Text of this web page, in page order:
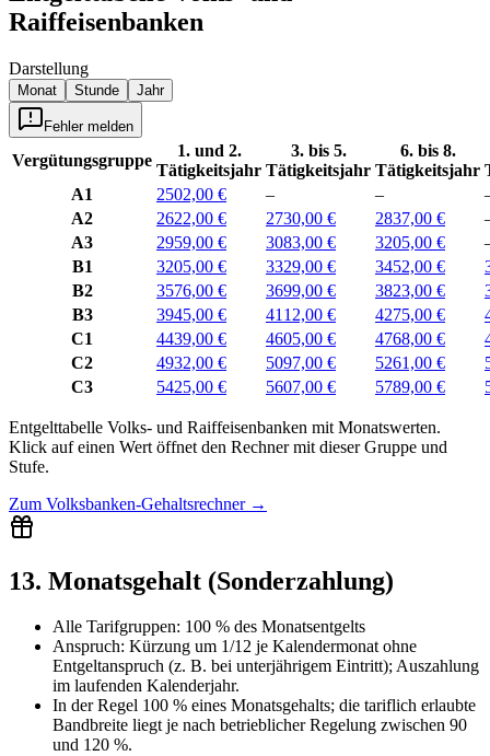
Raiffeisenbanken
Darstellung
Monat Stunde Jahr
Fehler melden
Vergütungsgruppe
1. und 2.
Tätigkeitsjahr
3. bis 5.
Tätigkeitsjahr
6. bis 8.
Tätigkeitsjahr
A1
2502,00 € – –
A2
2622,00 € 2730,00 € 2837,00 €
A3
2959,00 € 3083,00 € 3205,00 €
B1
3205,00 € 3329,00 € 3452,00 €
B2
3576,00 € 3699,00 € 3823,00 €
B3
3945,00 € 4112,00 € 4275,00 €
C1
4439,00 € 4605,00 € 4768,00 €
C2
4932,00 € 5097,00 € 5261,00 €
C3
5425,00 € 5607,00 € 5789,00 €
Entgelttabelle Volks- und Raiffeisenbanken mit Monatswerten.
Klick auf einen Wert öffnet den Rechner mit dieser Gruppe und
Stufe.
Zum Volksbanken-Gehaltsrechner→
13. Monatsgehalt (Sonderzahlung)
Alle Tarifgruppen: 100 % des Monatsentgelts
Anspruch: Kürzung um 1/12 je Kalendermonat ohne
Entgeltanspruch (z. B. bei unterjährigem Eintritt); Auszahlung
im laufenden Kalenderjahr.
In der Regel 100 % eines Monatsgehalts; die tariflich erlaubte
Bandbreite liegt je nach betrieblicher Regelung zwischen 90
und 120 %.